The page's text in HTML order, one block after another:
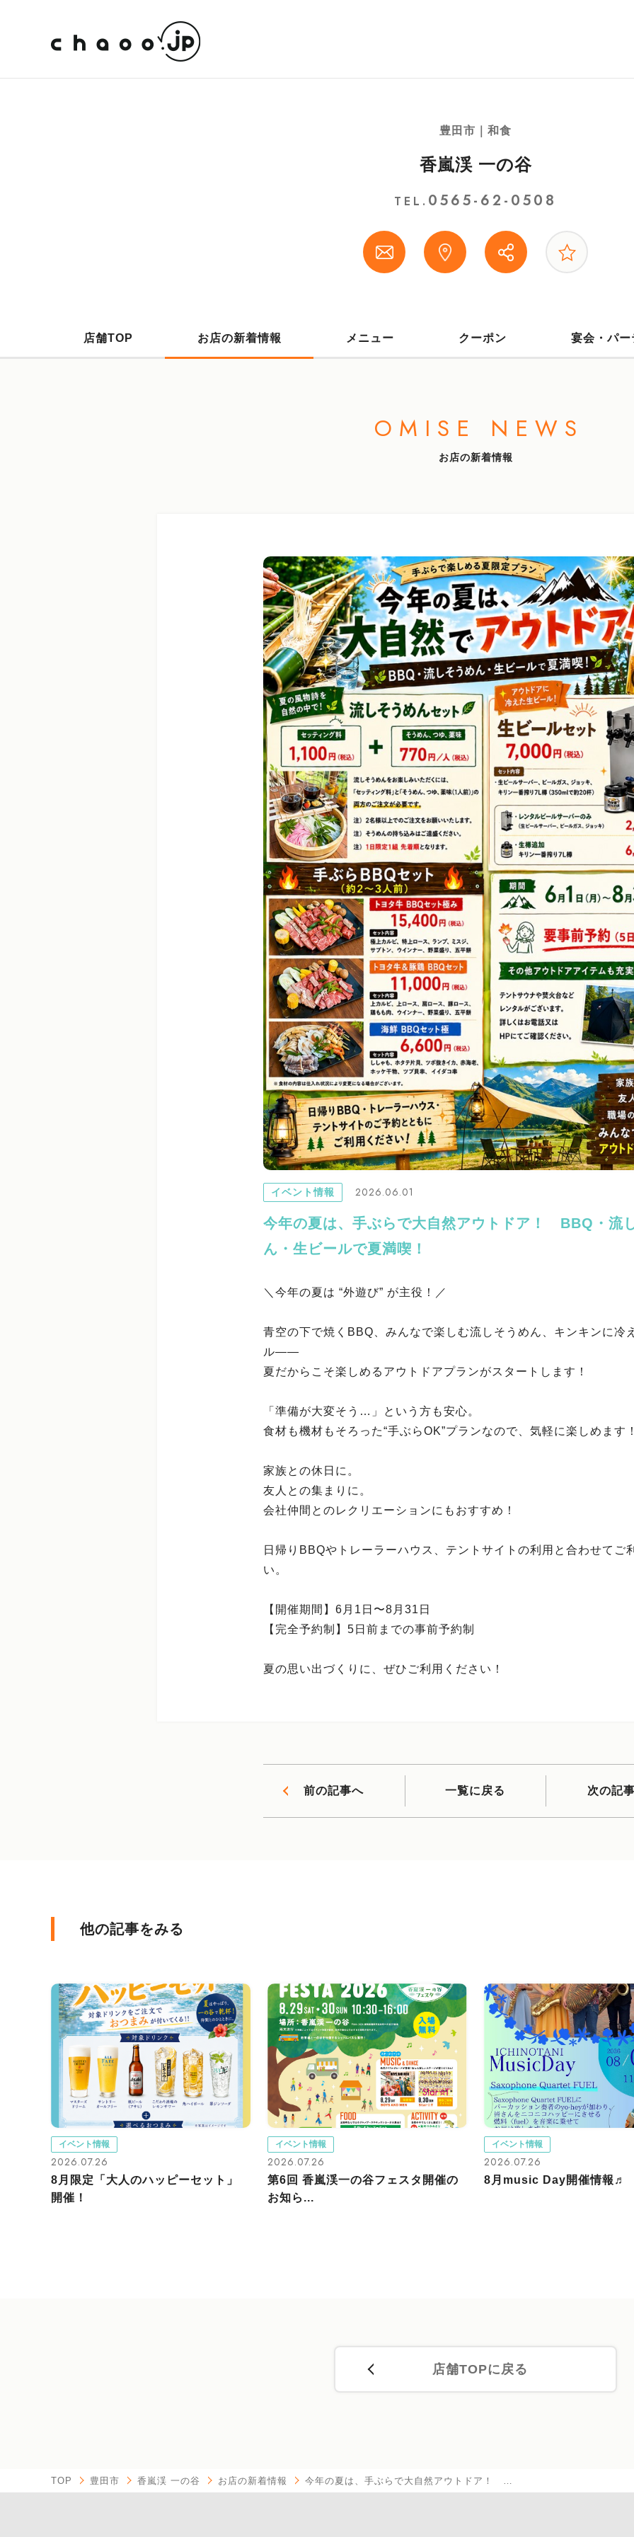
豊田市｜和食
香嵐渓 一の谷
TEL. 0565-62-0508
店舗TOP お店の新着情報 メニュー クーポン 宴会・パー
OMISE NEWS
お店の新着情報
イベント情報 2026.06.01
今年の夏は、手ぶらで大自然アウトドア！ BBQ・流
ん・生ビールで夏満喫！
＼今年の夏は “外遊び” が主役！／
青空の下で焼くBBQ、みんなで楽しむ流しそうめん、キンキンに冷
ル――
夏だからこそ楽しめるアウトドアプランがスタートします！
「準備が大変そう…」という方も安心。
食材も機材もそろった“手ぶらOK”プランなので、気軽に楽しめます
家族との休日に。
友人との集まりに。
会社仲間とのレクリエーションにもおすすめ！
日帰りBBQやトレーラーハウス、テントサイトの利用と合わせてご
い。
【開催期間】6月1日〜8月31日
【完全予約制】5日前までの事前予約制
夏の思い出づくりに、ぜひご利用ください！
前の記事へ 次の記
一覧に戻る
他の記事をみる
イベント情報
2026.07.26
8月限定「大人のハッピーセット」
開催！
イベント情報
2026.07.26
第6回 香嵐渓一の谷フェスタ開催の
お知ら...
イベント情報
2026.07.26
8月music Day開催情報♬
店舗TOPに戻る
TOP 豊田市 香嵐渓 一の谷 お店の新着情報 今年の夏は、手ぶらで大自然アウトドア！ …